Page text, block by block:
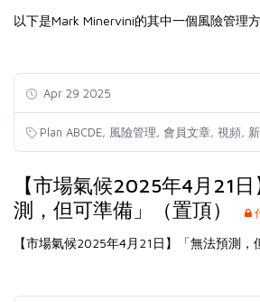
以下是Mark Minervini的其中一個風險管理方
Apr 29 2025
Plan ABCDE 風險管理 會員文章 視頻
【市場氣候2025年4月21
測，但可準備」（置頂）
【市場氣候2025年4月21日】「無法預測，